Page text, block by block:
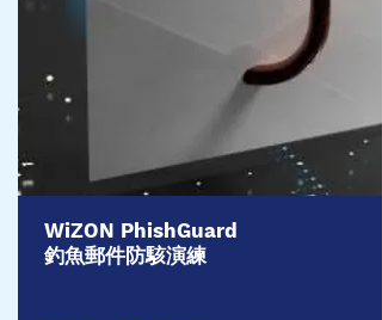
​WiZON PhishGuard
釣魚郵件防駭演練